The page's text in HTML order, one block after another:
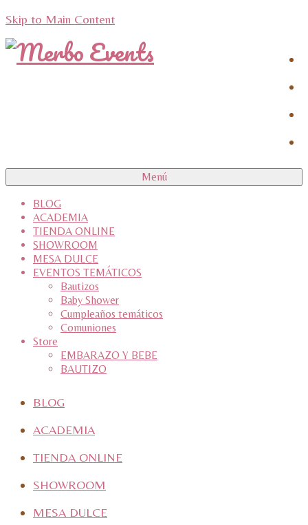
Skip to Main Content
Menú
BLOG
ACADEMIA
TIENDA ONLINE
SHOWROOM
MESA DULCE
EVENTOS TEMÁTICOS
Bautizos
Baby Shower
Cumpleaños temáticos
Comuniones
Store
EMBARAZO Y BEBE
BAUTIZO
BLOG
ACADEMIA
TIENDA ONLINE
SHOWROOM
MESA DULCE